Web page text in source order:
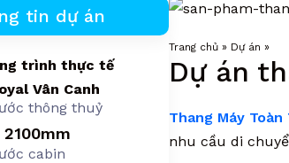
tin dự án
trình thực tế
Vân Canh
thông thuỷ
2100mm
cabin
Trang chủ» Dự án »
Dự án
Thang Máy Toàn
nhu cầu di